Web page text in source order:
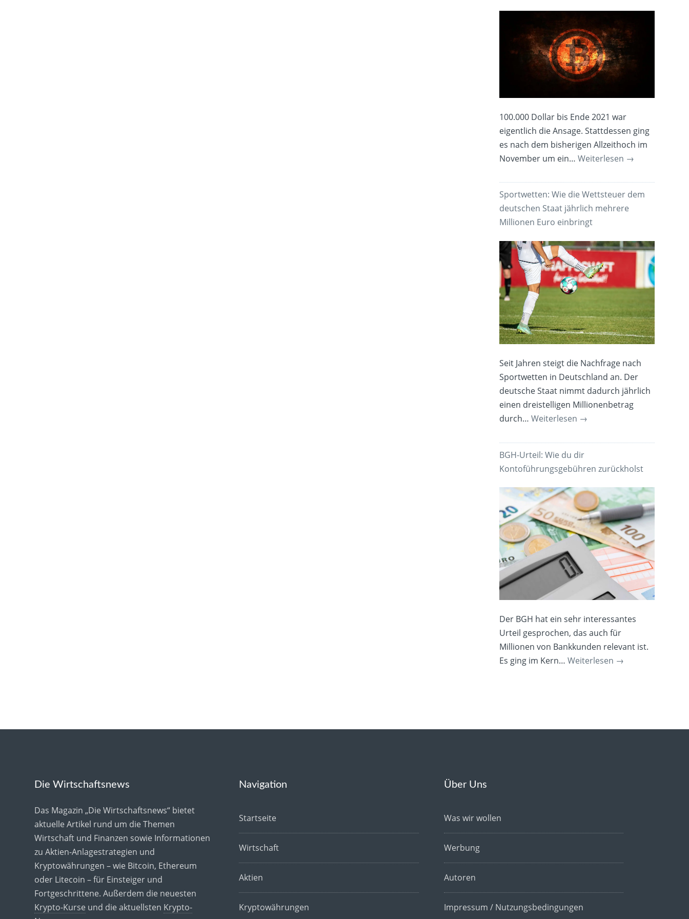
100.000 Dollar bis Ende 2021 war
eigentlich die Ansage. Stattdessen ging
es nach dem bisherigen Allzeithoch im
November um ein…Weiterlesen →
Sportwetten: Wie die Wettsteuer dem
deutschen Staat jährlich mehrere
Millionen Euro einbringt
Seit Jahren steigt die Nachfrage nach
Sportwetten in Deutschland an. Der
deutsche Staat nimmt dadurch jährlich
einen dreistelligen Millionenbetrag
durch…Weiterlesen →
BGH-Urteil: Wie du dir
Kontoführungsgebühren zurückholst
Der BGH hat ein sehr interessantes
Urteil gesprochen, das auch für
Millionen von Bankkunden relevant ist.
Es ging im Kern…Weiterlesen →
Die Wirtschaftsnews
Das Magazin „Die Wirtschaftsnews“ bietet
aktuelle Artikel rund um die Themen
Wirtschaft und Finanzen sowie Informationen
zu Aktien-Anlagestrategien und
Kryptowährungen – wie Bitcoin, Ethereum
oder Litecoin – für Einsteiger und
Fortgeschrittene. Außerdem die neuesten
Krypto-Kurse und die aktuellsten Krypto-
Navigation
Startseite
Wirtschaft
Aktien
Kryptowährungen
Über Uns
Was wir wollen
Werbung
Autoren
Impressum / Nutzungsbedingungen